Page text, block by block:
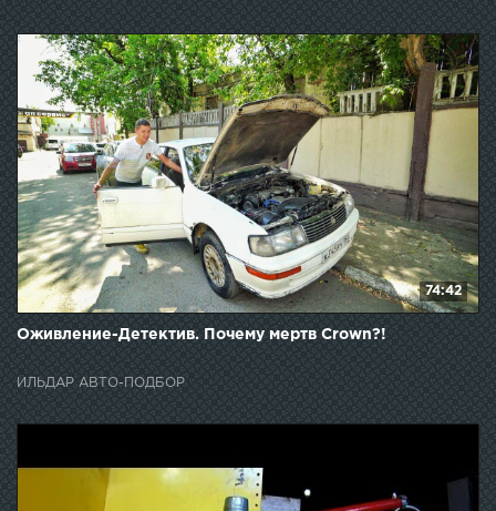
74:42
Оживление-Детектив. Почему мертв Crown?!
ИЛЬДАР АВТО-ПОДБОР